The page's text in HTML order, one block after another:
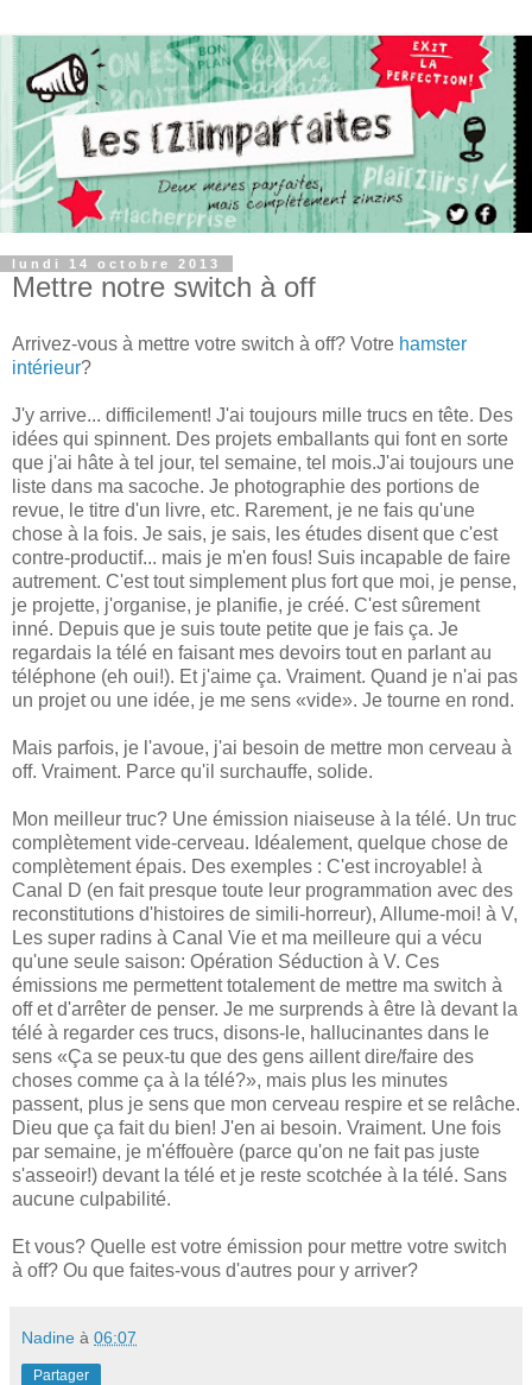
lundi 14 octobre 2013
Mettre notre switch à off
Arrivez-vous à mettre votre switch à off? Votre hamster
intérieur?
J'y arrive... difficilement! J'ai toujours mille trucs en tête. Des
idées qui spinnent. Des projets emballants qui font en sorte
que j'ai hâte à tel jour, tel semaine, tel mois.J'ai toujours une
liste dans ma sacoche. Je photographie des portions de
revue, le titre d'un livre, etc. Rarement, je ne fais qu'une
chose à la fois. Je sais, je sais, les études disent que c'est
contre-productif... mais je m'en fous! Suis incapable de faire
autrement. C'est tout simplement plus fort que moi, je pense,
je projette, j'organise, je planifie, je créé. C'est sûrement
inné. Depuis que je suis toute petite que je fais ça. Je
regardais la télé en faisant mes devoirs tout en parlant au
téléphone (eh oui!). Et j'aime ça. Vraiment. Quand je n'ai pas
un projet ou une idée, je me sens «vide». Je tourne en rond.
Mais parfois, je l'avoue, j'ai besoin de mettre mon cerveau à
off. Vraiment. Parce qu'il surchauffe, solide.
Mon meilleur truc? Une émission niaiseuse à la télé. Un truc
complètement vide-cerveau. Idéalement, quelque chose de
complètement épais. Des exemples : C'est incroyable! à
Canal D (en fait presque toute leur programmation avec des
reconstitutions d'histoires de simili-horreur), Allume-moi! à V,
Les super radins à Canal Vie et ma meilleure qui a vécu
qu'une seule saison: Opération Séduction à V. Ces
émissions me permettent totalement de mettre ma switch à
off et d'arrêter de penser. Je me surprends à être là devant la
télé à regarder ces trucs, disons-le, hallucinantes dans le
sens «Ça se peux-tu que des gens aillent dire/faire des
choses comme ça à la télé?», mais plus les minutes
passent, plus je sens que mon cerveau respire et se relâche.
Dieu que ça fait du bien! J'en ai besoin. Vraiment. Une fois
par semaine, je m'éffouère (parce qu'on ne fait pas juste
s'asseoir!) devant la télé et je reste scotchée à la télé. Sans
aucune culpabilité.
Et vous? Quelle est votre émission pour mettre votre switch
à off? Ou que faites-vous d'autres pour y arriver?
Nadine à 06:07
Partager